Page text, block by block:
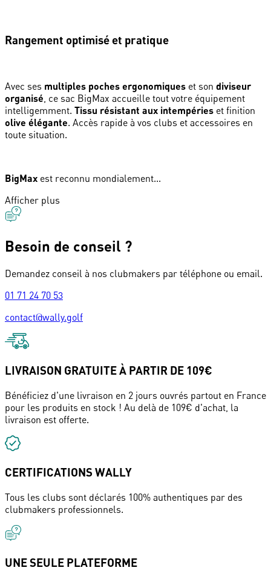
Rangement optimisé et pratique
Avec ses multiples poches ergonomiques et son diviseur
organisé, ce sac BigMax accueille tout votre équipement
intelligemment. Tissu résistant aux intempéries et finition
olive élégante. Accès rapide à vos clubs et accessoires en
toute situation.
BigMax est reconnu mondialement...
Afficher plus
Besoin de conseil ?
Demandez conseil à nos clubmakers par téléphone ou email.
01 71 24 70 53
contact@wally.golf
LIVRAISON GRATUITE À PARTIR DE 109€
Bénéficiez d'une livraison en 2 jours ouvrés partout en France
pour les produits en stock ! Au delà de 109€ d'achat, la
livraison est offerte.
CERTIFICATIONS WALLY
Tous les clubs sont déclarés 100% authentiques par des
clubmakers professionnels.
UNE SEULE PLATEFORME